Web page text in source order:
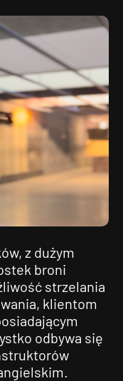
z dużym
broni
strzelania
klientom
odbywa się